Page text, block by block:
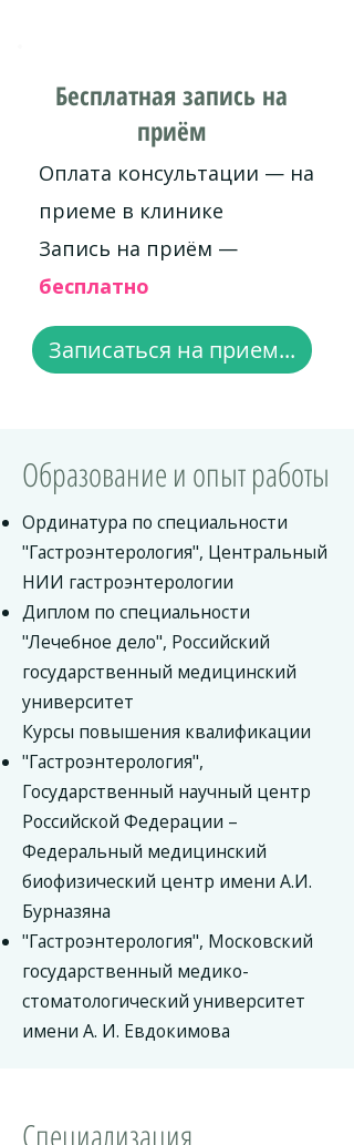
Бесплатная запись на
приём
Оплата консультации — на
приеме в клинике
Запись на приём —
бесплатно
Записаться на прием...
Образование и опыт работы
Ординатура по специальности
"Гастроэнтерология", Центральный
НИИ гастроэнтерологии
Диплом по специальности
"Лечебное дело", Российский
государственный медицинский
университет
Курсы повышения квалификации
"Гастроэнтерология",
Государственный научный центр
Российской Федерации –
Федеральный медицинский
биофизический центр имени А.И.
Бурназяна
"Гастроэнтерология", Московский
государственный медико-
стоматологический университет
имени А. И. Евдокимова
Специализация